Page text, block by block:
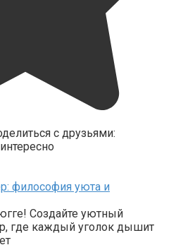
с друзьями:
философия уюта и
Создайте уютный
где каждый уголок дышит